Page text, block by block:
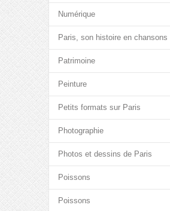
Numérique
Paris, son histoire en chansons
Patrimoine
Peinture
Petits formats sur Paris
Photographie
Photos et dessins de Paris
Poissons
Poissons